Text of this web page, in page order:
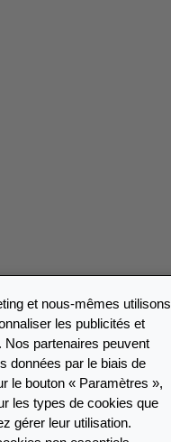
30 jours
et nous-mêmes utilisons
les publicités et
Nos partenaires peuvent
données par le biais de
le bouton « Paramètres »,
les types de cookies que
gérer leur utilisation.